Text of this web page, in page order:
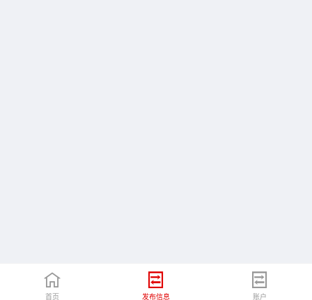
首页 发布信息 账户